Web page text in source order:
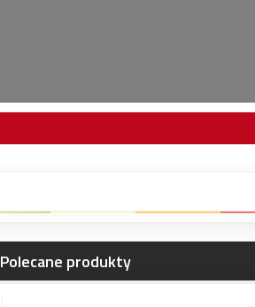
Polecane produkty